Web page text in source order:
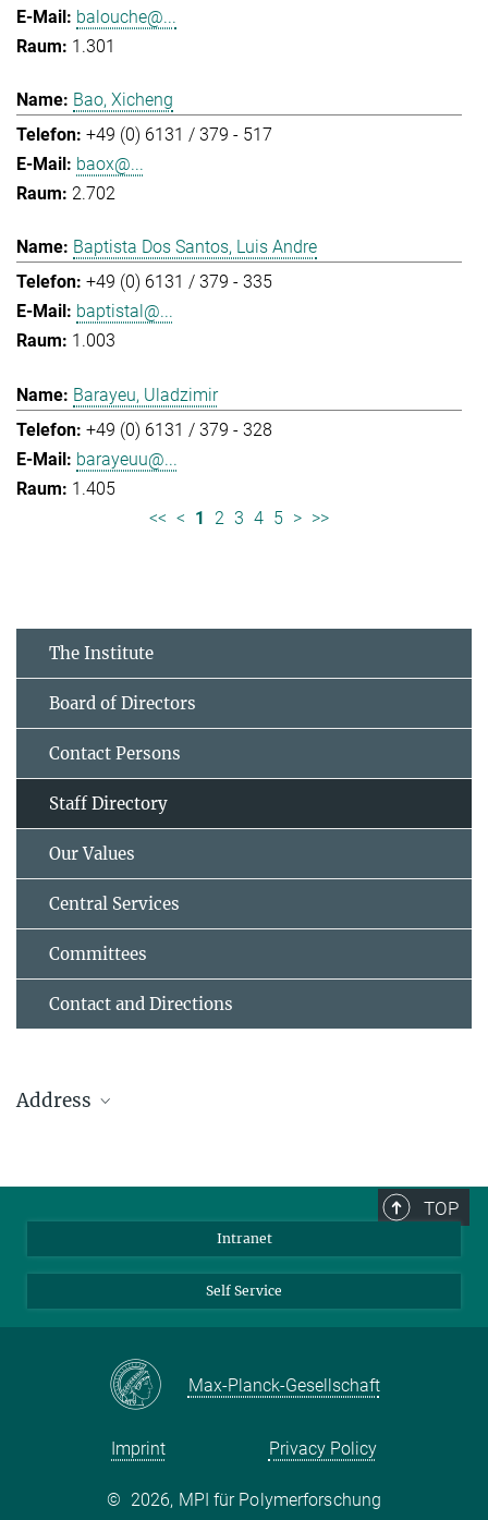
balouche@...
1.301
Bao, Xicheng
+49 (0) 6131 / 379 - 517
baox@...
2.702
Baptista Dos Santos, Luis Andre
+49 (0) 6131 / 379 - 335
baptistal@...
1.003
Barayeu, Uladzimir
+49 (0) 6131 / 379 - 328
barayeuu@...
1.405
<< < 1 2 3 4 5 > >>
The Institute
Board of Directors
Contact Persons
Staff Directory
Our Values
Central Services
Committees
Contact and Directions
Address
55128 Mainz
Phone: +49 6131 379-0
Fax: +49 6131 379-100
TOP
Intranet
Self Service
Max-Planck-Gesellschaft
Imprint Privacy Policy
© 2026, MPI für Polymerforschung